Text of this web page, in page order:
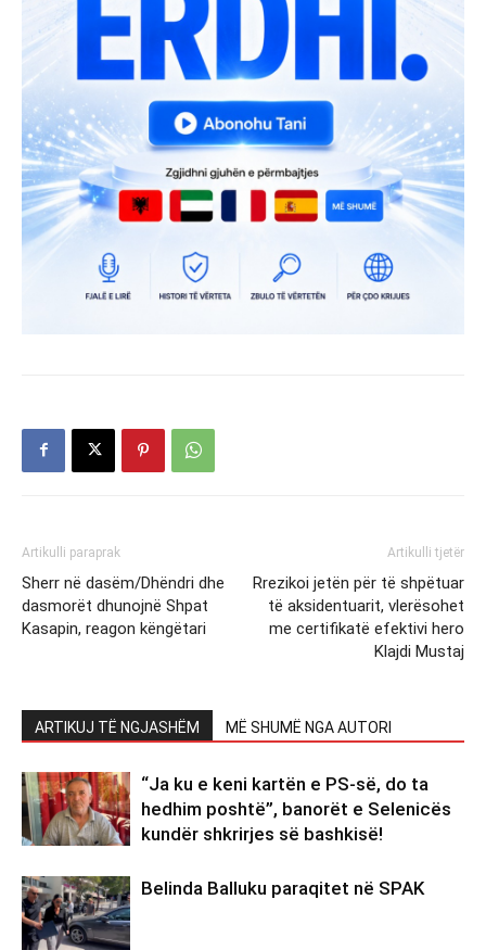
Artikulli paraprak
Sherr në dasëm/Dhëndri dhe
dasmorët dhunojnë Shpat
Kasapin, reagon këngëtari
Artikulli tjetër
Rrezikoi jetën për të shpëtuar
të aksidentuarit, vlerësohet
me certifikatë efektivi hero
Klajdi Mustaj
ARTIKUJ TË NGJASHËM MË SHUMË NGA AUTORI
“Ja ku e keni kartën e PS-së, do ta
hedhim poshtë”, banorët e Selenicës
kundër shkrirjes së bashkisë!
Belinda Balluku paraqitet në SPAK